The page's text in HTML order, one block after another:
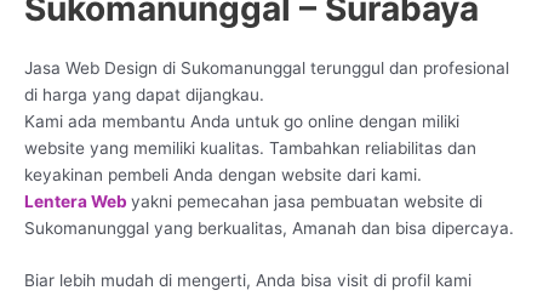
Jasa Web Design di Sukomanunggal terunggul dan profesional
di harga yang dapat dijangkau.
Kami ada membantu Anda untuk go online dengan miliki
website yang memiliki kualitas. Tambahkan reliabilitas dan
keyakinan pembeli Anda dengan website dari kami.
Lentera Web yakni pemecahan jasa pembuatan website di
Sukomanunggal yang berkualitas, Amanah dan bisa dipercaya.
Biar lebih mudah di mengerti, Anda bisa visit di profil kami